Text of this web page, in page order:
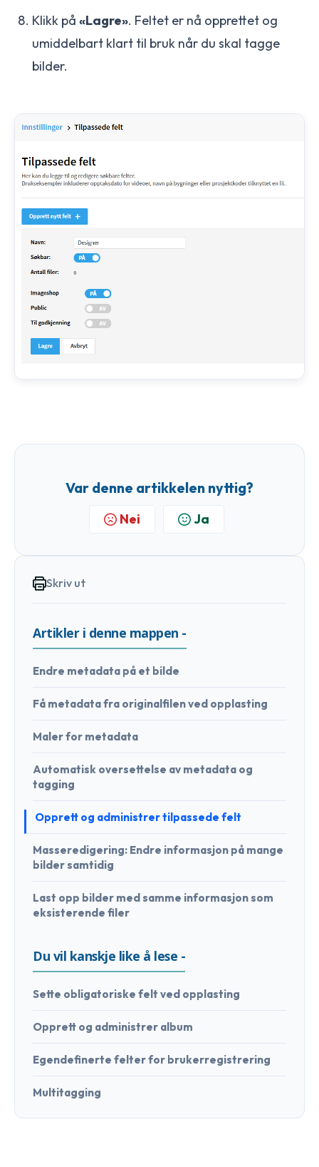
Klikk på «Lagre». Feltet er nå opprettet og
umiddelbart klart til bruk når du skal tagge
bilder.
Var denne artikkelen nyttig?
Nei Ja
Skriv ut
Artikler i denne mappen -
Endre metadata på et bilde
Få metadata fra originalfilen ved opplasting
Maler for metadata
Automatisk oversettelse av metadata og
tagging
Opprett og administrer tilpassede felt
Masseredigering: Endre informasjon på mange
bilder samtidig
Last opp bilder med samme informasjon som
eksisterende filer
Du vil kanskje like å lese -
Sette obligatoriske felt ved opplasting
Opprett og administrer album
Egendefinerte felter for brukerregistrering
Multitagging